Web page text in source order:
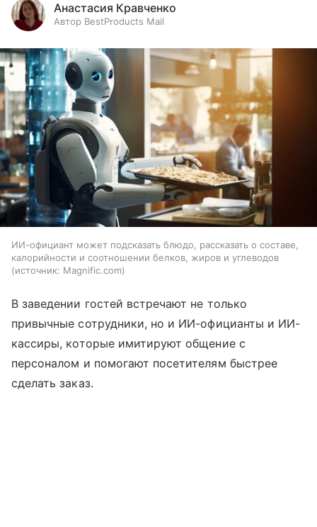
Анастасия Кравченко
Автор BestProducts Mail
ИИ-официант может подсказать блюдо, рассказать о составе,
калорийности и соотношении белков, жиров и углеводов
источник: Magnific.com
В заведении гостей встречают не только
привычные сотрудники, но и ИИ-официанты и ИИ-
кассиры, которые имитируют общение с
персоналом и помогают посетителям быстрее
сделать заказ.